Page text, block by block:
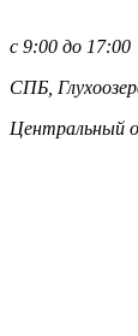
с 9:00 до 17:00
СПБ,
Центральный